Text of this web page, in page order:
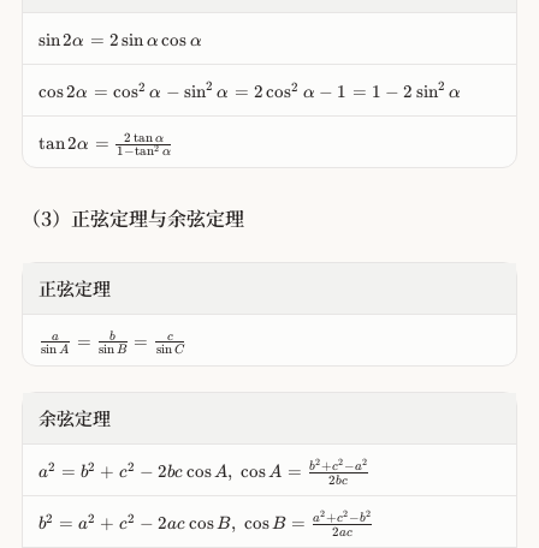
et
=
si
al
p
\
o
s
et
\
m
\
\
et
=
o
al
p
a
o
s
b
a
a
\
m
b
=
a
\
n
al
p
a
\
2
al
a
=
si
\
al
a
c
s
\
sin2α = 2sin α cos α
\
s
al
a
=
c
^
2
al
h
cos2α = cos2 α − sin2 α = 2cos2 α − 1 = 1 − 2 sin2 α
\
2
p
=
a
2
t
tan2α = 1−tan2 α
2 tan α
（3）正弦定理与余弦定理
正弦定理
\
fr
{
}
\
si
sin A
a = sin B
b = sin C
c
余弦定理
a
2
=
a2 = b2 + c2 − 2bc cosA, cosA = 2bc
b2+c2 −a2
b
b2 = a2 + c2 − 2ac cosB, cosB = 2ac
a2+c2 −b2